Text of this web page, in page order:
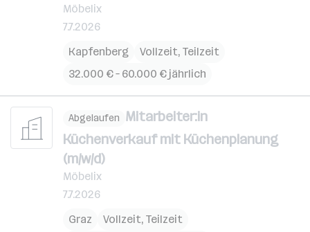
Möbelix
7.7.2026
Kapfenberg
Vollzeit, Teilzeit
32.000 € – 60.000 € jährlich
Abgelaufen Mitarbeiter:in
Küchenverkauf mit Küchenplanung
(m/w/d)
Möbelix
7.7.2026
Graz
Vollzeit, Teilzeit